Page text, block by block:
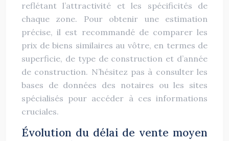
reflétant l’attractivité et les spécificités de
chaque zone. Pour obtenir une estimation
précise, il est recommandé de comparer les
prix de biens similaires au vôtre, en termes de
superficie, de type de construction et d’année
de construction. N’hésitez pas à consulter les
bases de données des notaires ou les sites
spécialisés pour accéder à ces informations
cruciales.
Évolution du délai de vente moyen